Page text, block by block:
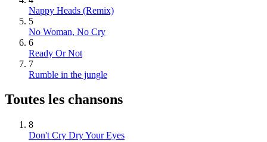
Nappy Heads (Remix)
5
No Woman, No Cry
6
Ready Or Not
7
Rumble in the jungle
Toutes les chansons
8
Don't Cry Dry Your Eyes